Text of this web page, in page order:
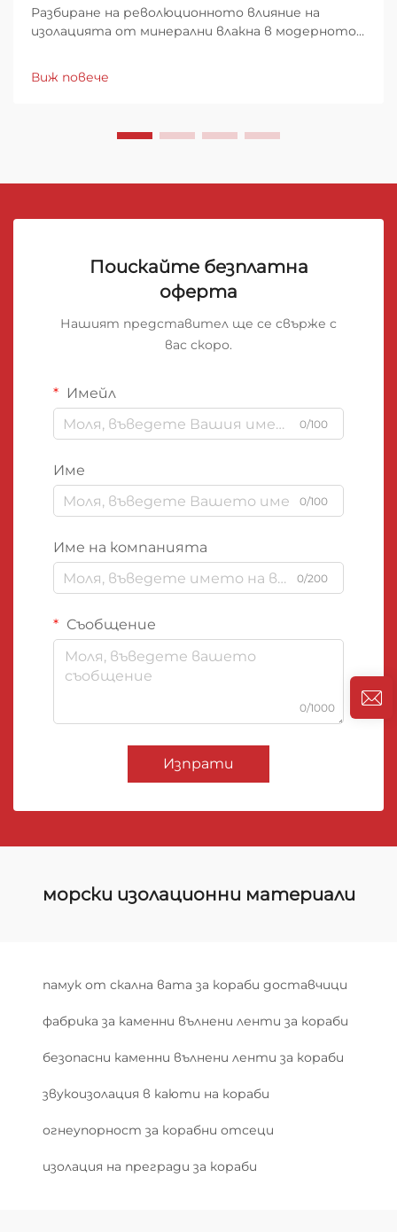
Разбиране на революционното влияние на
изолацията от минерални влакна в модерното
изживял забележителна еволюция в
изолационните материали през последните
Виж повече
Поискайте безплатна
оферта
Нашият представител ще се свърже с
вас скоро.
Имейл
0/100
Име
0/100
Име на компанията
0/200
Съобщение
0/1000
Изпрати
морски изолационни материали
памук от скална вата за кораби доставчици
фабрика за каменни вълнени ленти за кораби
безопасни каменни вълнени ленти за кораби
звукоизолация в каюти на кораби
огнеупорност за корабни отсеци
изолация на прегради за кораби